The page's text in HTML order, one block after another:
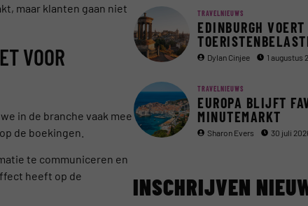
maar klanten gaan niet
VOOR
in de branche vaak mee
de boekingen.
te communiceren en
heeft op de
TRAVELNIEUWS
EDINBURGH
Dylan Cinjee 1 augustus
TRAVELNIEUWS
EUROPA BLIJFT
MINUTEMARKT
Sharon Evers 30 juli
INSCHRIJVEN